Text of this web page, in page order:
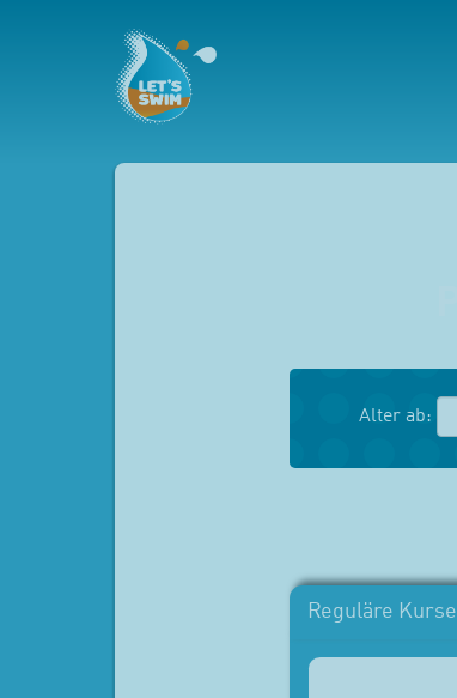
Alter ab:
Reguläre Kurse